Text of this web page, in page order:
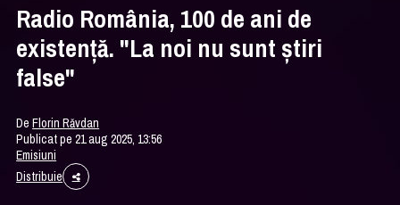
Radio România, 100 de ani de
existenţă. "La noi nu sunt ştiri
false"
DeFlorin Răvdan
Publicat pe 21 aug 2025, 13:56
Emisiuni
Distribuie